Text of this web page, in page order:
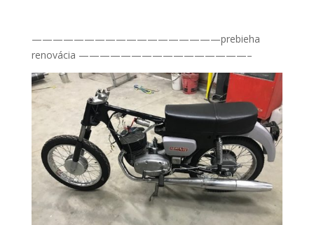
——————————————————prebieha
renovácia ————————————————–
Nevyhnutné
Tieto súbory
sú voliteľné.
Sú potrebné
pre
fungovanie
stránky.
Štatistiky
Aby sme